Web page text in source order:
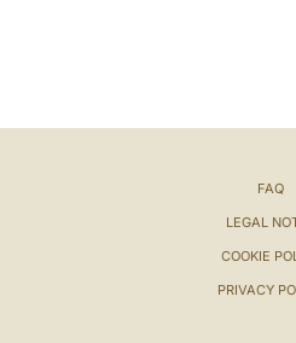
FAQ
LEGAL
COOKIE
PRIVACY